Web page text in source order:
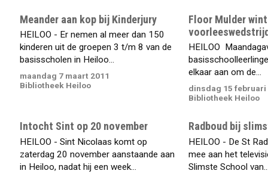
Meander aan kop bij Kinderjury
HEILOO - Er nemen al meer dan 150
kinderen uit de groepen 3 t/m 8 van de
basisscholen in Heiloo...
maandag 7 maart 2011
Bibliotheek Heiloo
Floor Mulder wint
HEILOO 
elkaar aan om de...
dinsdag 15 februari
Bibliotheek Heiloo
Intocht Sint op 20 november
HEILOO - Sint Nicolaas komt op
zaterdag 20 november aanstaande aan
in Heiloo, nadat hij een week...
Radboud bij
HEILOO - De St
mee aan het
Slimste School